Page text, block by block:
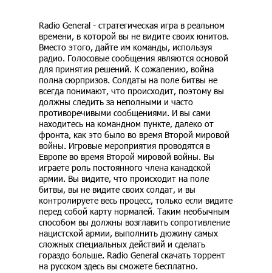
Radio General - стратегическая игра в реальном
времени, в которой вы не видите своих юнитов.
Вместо этого, дайте им команды, используя
радио. Голосовые сообщения являются основой
для принятия решений. К сожалению, война
полна сюрпризов. Солдаты на поле битвы не
всегда понимают, что происходит, поэтому вы
должны следить за неполными и часто
противоречивыми сообщениями. И вы сами
находитесь на командном пункте, далеко от
фронта, как это было во время Второй мировой
войны. Игровые мероприятия проводятся в
Европе во время Второй мировой войны. Вы
играете роль постоянного члена канадской
армии. Вы видите, что происходит на поле
битвы, вы не видите своих солдат, и вы
контролируете весь процесс, только если видите
перед собой карту нормалей. Таким необычным
способом вы должны возглавить сопротивление
нацистской армии, выполнить дюжину самых
сложных специальных действий и сделать
гораздо больше. Radio General скачать торрент
на русском здесь вы сможете бесплатно.